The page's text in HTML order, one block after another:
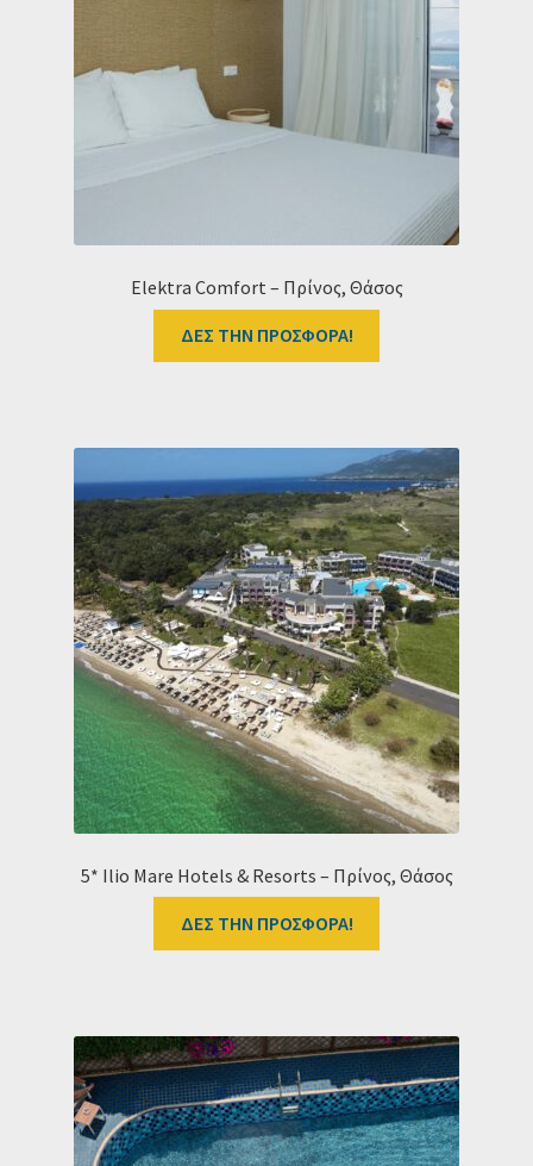
Elektra Comfort – Πρίνος, Θάσος
ΔΕΣ ΤΗΝ ΠΡΟΣΦΟΡΑ!
5* Ilio Mare Hotels & Resorts – Πρίνος, Θάσος
ΔΕΣ ΤΗΝ ΠΡΟΣΦΟΡΑ!